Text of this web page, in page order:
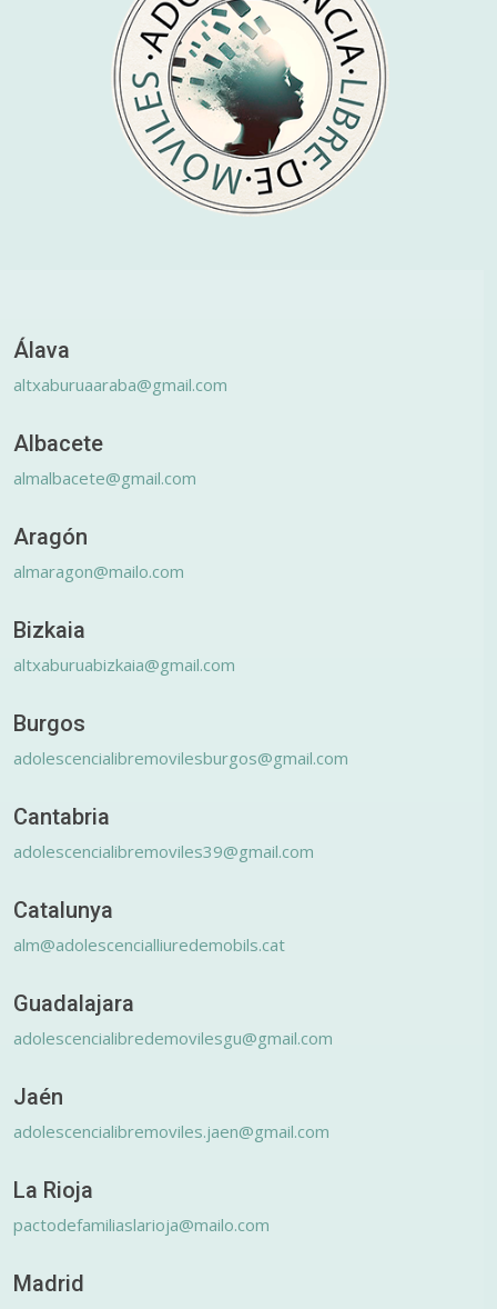
Álava
altxaburuaaraba@gmail.com
Albacete
almalbacete@gmail.com
Aragón
almaragon@mailo.com
Bizkaia
altxaburuabizkaia@gmail.com
Burgos
adolescencialibremovilesburgos@gmail.com
Cantabria
adolescencialibremoviles39@gmail.com
Catalunya
alm@adolescencialliuredemobils.cat
Guadalajara
adolescencialibredemovilesgu@gmail.com
Jaén
adolescencialibremoviles.jaen@gmail.com
La Rioja
pactodefamiliaslarioja@mailo.com
Madrid